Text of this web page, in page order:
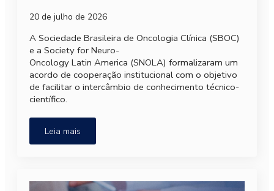
20 de julho de 2026
A Sociedade Brasileira de Oncologia Clínica (SBOC)
e a Society for Neuro-
Oncology Latin America (SNOLA) formalizaram um
acordo de cooperação institucional com o objetivo
de facilitar o intercâmbio de conhecimento técnico-
científico.
Leia mais